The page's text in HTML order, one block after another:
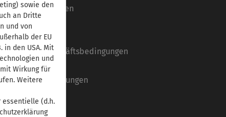
Autorinnen/Autoren
Partner
Impressum
Allgemeine Geschäftsbedingungen
Datenschutz
Systemvoraussetzungen
Mediadaten
sowie den
an Dritte
und von
der EU
in den USA. Mit
und
Wirkung für
Weitere
essentielle (d.h.